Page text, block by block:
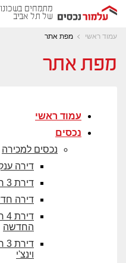
מתמחים
של תל אביב
עמוד ראשי מפת אתר
מפת אתר
עמוד ראשי
נכסים
נכסים למכירה
דירה
דירת 3 חדרים למכירה בגימל החדשה
דירה
החדשה
וינצ'י